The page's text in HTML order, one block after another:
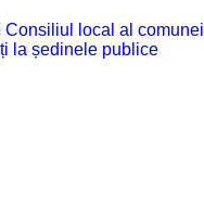
Consiliul local al comunei
la ședinele publice